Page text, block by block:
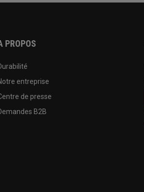
PROPOS
entreprise
de presse
B2B